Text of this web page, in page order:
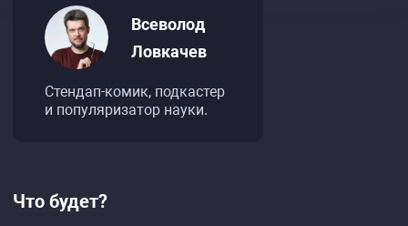
Всеволод
Ловкачев
Стендап-комик, подкастер
и популяризатор науки.
Что будет?